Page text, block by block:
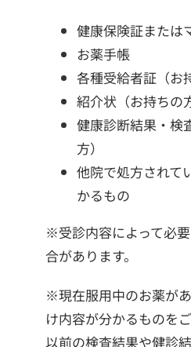
健康保険証または
お薬手帳
各種受給者証（お
紹介状（お持ちの
健康診断結果・検
方）
他院で処方されて
かるもの
※受診内容によって必
合があります。
※現在服用中のお薬が
け内容が分かるものを
以前の検査結果や健診